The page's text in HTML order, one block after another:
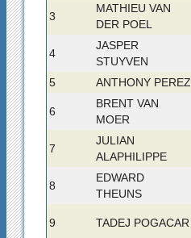
3
MATHIEU VAN
DER POEL
4
JASPER
STUYVEN
5 ANTHONY PEREZ
6
BRENT VAN
MOER
7
JULIAN
ALAPHILIPPE
8
EDWARD
THEUNS
9 TADEJ POGACAR